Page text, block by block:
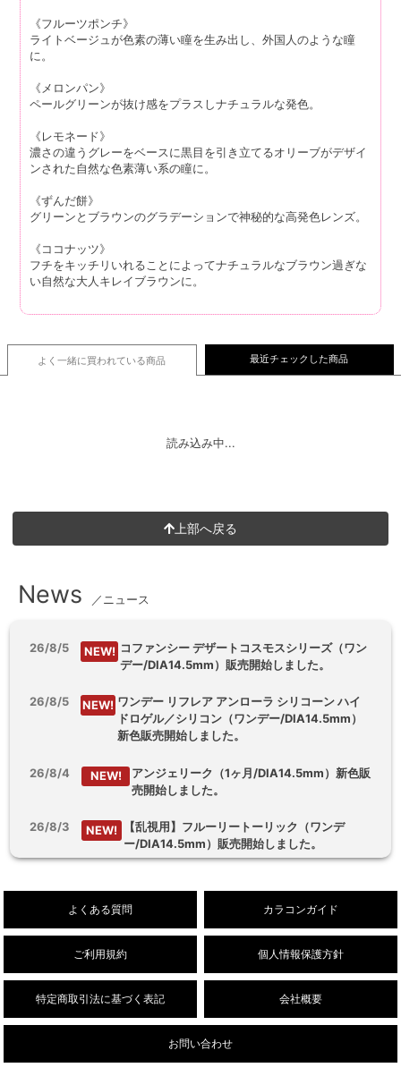
《フルーツポンチ》
ライトベージュが色素の薄い瞳を生み出し、外国人のような瞳
に。
《メロンパン》
ペールグリーンが抜け感をプラスしナチュラルな発色。
《レモネード》
濃さの違うグレーをベースに黒目を引き立てるオリーブがデザイ
ンされた自然な色素薄い系の瞳に。
《ずんだ餅》
グリーンとブラウンのグラデーションで神秘的な高発色レンズ。
《ココナッツ》
フチをキッチリいれることによってナチュラルなブラウン過ぎな
い自然な大人キレイブラウンに。
よく一緒に買われている商品 最近チェックした商品
読み込み中...
上部へ戻る
News ／ニュース
26/8/5 NEW! コファンシー デザートコスモスシリーズ（ワン
デー/DIA14.5mm）販売開始しました。
26/8/5 NEW! ワンデー リフレア アンローラ シリコーン ハイ
ドロゲル／シリコン（ワンデー/DIA14.5mm）
新色販売開始しました。
26/8/4 NEW!
アンジェリーク（1ヶ月/DIA14.5mm）新色販
売開始しました。
26/8/3 NEW!
【乱視用】フルーリートーリック（ワンデ
ー/DIA14.5mm）販売開始しました。
た。
よくある質問 カラコンガイド
ご利用規約 個人情報保護方針
特定商取引法に基づく表記 会社概要
お問い合わせ